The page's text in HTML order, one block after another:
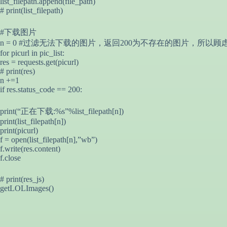
# print(list_filepath)
#下载图片
n = 0 #过滤无法下载的图片，返回200为不存在的图片，所以顾
for picurl in pic_list:
res = requests.get(picurl)
# print(res)
n +=1
if res.status_code == 200:
print(“正在下载:%s”%list_filepath[n])
print(list_filepath[n])
print(picurl)
f = open(list_filepath[n],”wb”)
f.write(res.content)
f.close
# print(res_js)
getLOLImages()